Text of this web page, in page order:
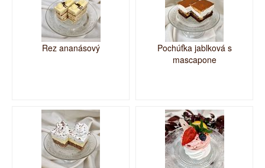
Rez ananásový
Pochúťka jablková s
mascapone